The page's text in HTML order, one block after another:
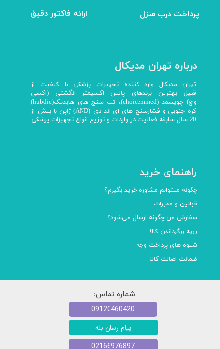
ارائه فاکتور دقیق پرداخت درب منزل
درباره تهران مدیکال
تهران مدیکال وارد کننده تجهیزات پزشکی با کیفیت از
قبیل بهترین برندهای پالس اکسیمتر انگشتی (اکسی
واچ) چویسمد (choicemmed)، تب سنج های هابدیک(hubdic)
کره جنوبی و فشارسنج های ای اند دی (AND) ژاپن با بیش از
20 سال سابقه فعالیت در واردات و توزیع انواع تجهیزات پزشکی
راهنمای خرید
چگونه میتوانم مشاوره خرید بگیرم؟
قوانین و مقررات
سفارش من چگونه ارسال می‌شود؟
رویه برگرداندن کالا
شیوه های پرداخت وجه
ضمانت اصالت کالا
شماره تماس:
پیام رسان بله
09120460420
02166976897